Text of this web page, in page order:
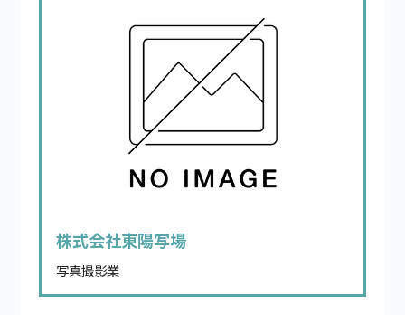
株式会社東陽写場
写真撮影業